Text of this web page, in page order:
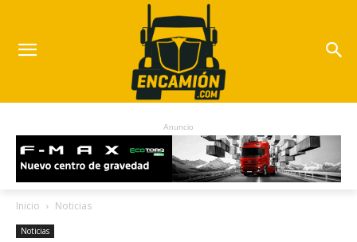
Anuncio
Inicio Noticias
Noticias